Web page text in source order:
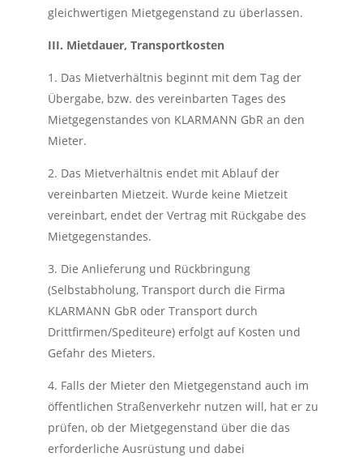
gleichwertigen Mietgegenstand zu überlassen.
III. Mietdauer, Transportkosten
1. Das Mietverhältnis beginnt mit dem Tag der
Übergabe, bzw. des vereinbarten Tages des
Mietgegenstandes von KLARMANN GbR an den
Mieter.
2. Das Mietverhältnis endet mit Ablauf der
vereinbarten Mietzeit. Wurde keine Mietzeit
vereinbart, endet der Vertrag mit Rückgabe des
Mietgegenstandes.
3. Die Anlieferung und Rückbringung
(Selbstabholung, Transport durch die Firma
KLARMANN GbR oder Transport durch
Drittfirmen/Spediteure) erfolgt auf Kosten und
Gefahr des Mieters.
4. Falls der Mieter den Mietgegenstand auch im
öffentlichen Straßenverkehr nutzen will, hat er zu
prüfen, ob der Mietgegenstand über die das
erforderliche Ausrüstung und dabei